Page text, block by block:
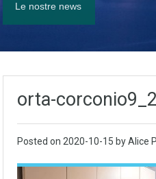
Le nostre news
orta-
Posted on 2020-10-15 by Alice